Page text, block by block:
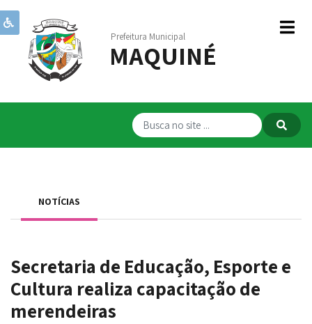
Prefeitura Municipal
MAQUINÉ
Institucional
Governo
Serviços
Servidores
NOTÍCIAS
Secretaria de Educação, Esporte e
Cultura realiza capacitação de
merendeiras